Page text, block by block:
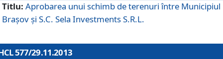
Titlu: Aprobarea unui schimb de terenuri între Municipiul
Braşov şi S.C. Sela Investments S.R.L.
577/29.11.2013